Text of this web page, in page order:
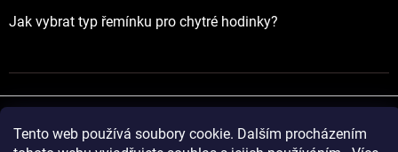
Tento web používá soubory cookie. Dalším procházením
Jak vybrat typ řemínku pro chytré hodinky?
Vytvořil Shoptet